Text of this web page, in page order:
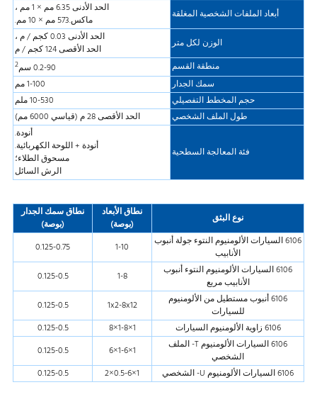
أبعاد الملفات الشخصية المغلقة
الحد الأدنى 6.35 مم × 1 مم ،
ماكس.573 مم × 10 مم.
الوزن لكل متر
الحد الأدنى 0.03 كجم / م ،
الحد الأقصى 124 كجم / م
منطقة القسم
0.2-90 سم 2
سمك الجدار
1-100 مم
حجم المخطط التفصيلي
10-530 ملم
طول الملف الشخصي
الحد الأقصى 28 م (قياسي 6000 مم)
فئة المعالجة السطحية
أنودة.
أنودة + اللوحة الكهربائية.
مسحوق الطلاء؛
الرش السائل
نوع البثق
نطاق الأبعاد
(بوصة)
نطاق سمك الجدار
(بوصة)
6106 السيارات الألومنيوم النتوء جولة أنبوب
الأنابيب
1-10
0.125-0.75
6106 السيارات الألومنيوم النتوء أنبوب
الأنابيب مربع
1-8
0.125-0.5
6106 أنبوب مستطيل من الألومنيوم
للسيارات
1x2-8x12
0.125-0.5
6106 زاوية الألومنيوم السيارات
1×1-8×8
0.125-0.5
6106 السيارات الألومنيوم T- الملف
الشخصي
1×1-6×6
0.125-0.5
6106 السيارات الألومنيوم U- الشخصي
1×0.5-6×2
0.125-0.5